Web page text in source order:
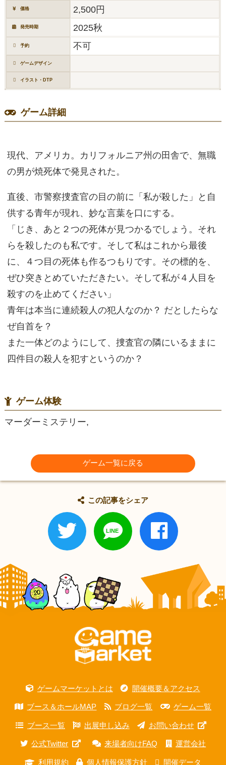
価格 2,500円
発売時期 2025秋
予約 不可
ゲームデザイン
イラスト・DTP
ゲーム詳細
現代、アメリカ。カリフォルニア州の田舎で、無職
の男が焼死体で発見された。
直後、市警察捜査官の目の前に「私が殺した」と自
供する青年が現れ、妙な言葉を口にする。
「じき、あと２つの死体が見つかるでしょう。それ
らを殺したのも私です。そして私はこれから最後
に、４つ目の死体も作るつもりです。その標的を、
ぜひ突きとめていただきたい。そして私が４人目を
殺すのを止めてください」
青年は本当に連続殺人の犯人なのか？ だとしたらな
ぜ自首を？
また一体どのようにして、捜査官の隣にいるままに
四件目の殺人を犯すというのか？
ゲーム体験
マーダーミステリー,
ゲーム一覧に戻る
この記事をシェア
ゲームマーケットとは 開催概要＆アクセス
ブース＆ホールMAP ブログ一覧 ゲーム一覧
ブース一覧 出展申し込み お問い合わせ
公式Twitter 来場者向けFAQ 運営会社
利用規約 個人情報保護方針 開催データ